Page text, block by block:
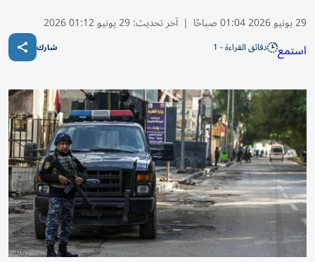
29 يونيو 2026 01:04 صباحًا | آخر تحديث:29 يونيو 01:12 2026
استمع دقائق القراءة - 1 شارك